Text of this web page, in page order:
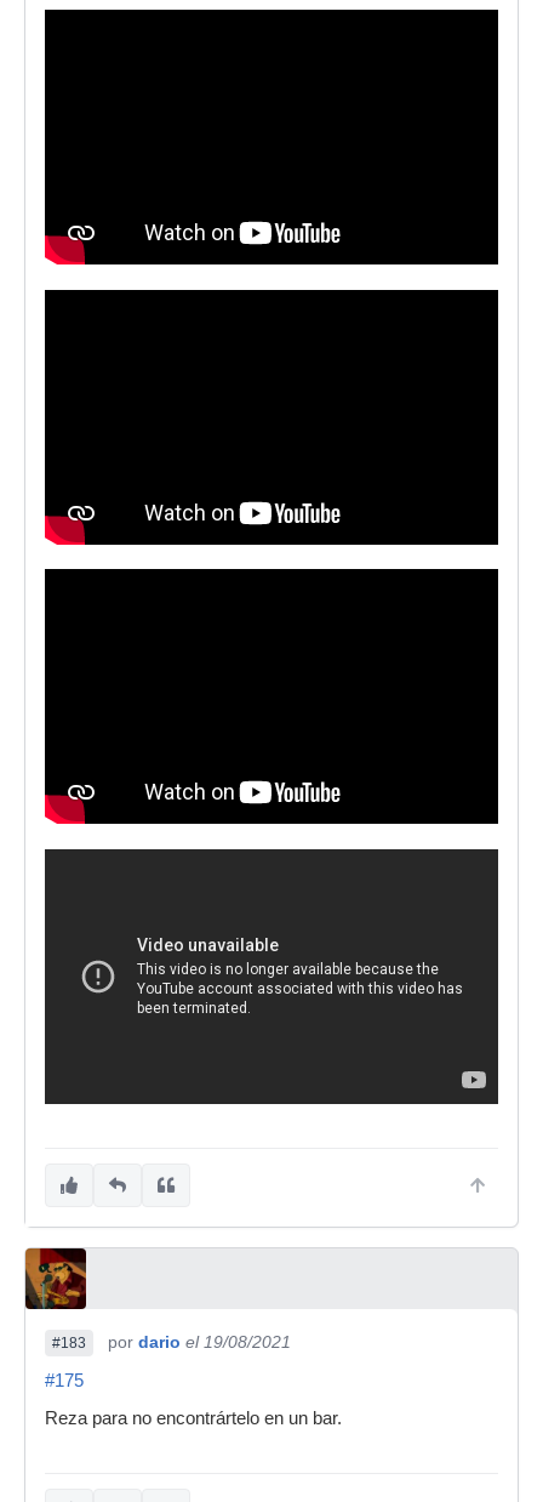
#183 por dario el 19/08/2021
#175
Reza para no encontrártelo en un bar.